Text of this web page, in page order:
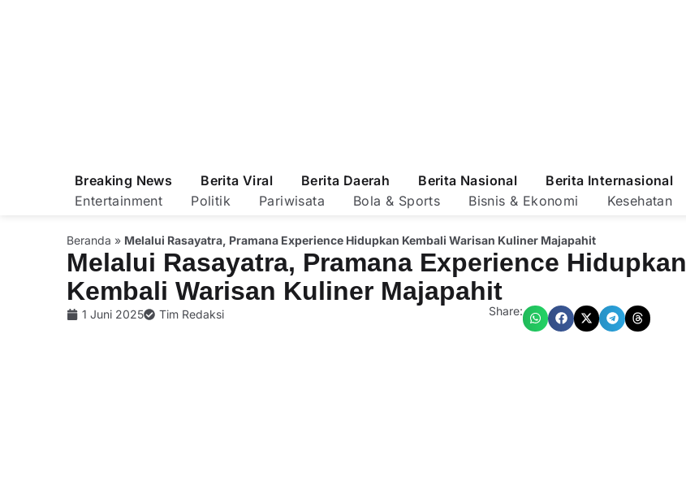
Breaking News Berita Viral Berita Daerah Berita Nasional Berita Internasional
Entertainment
Politik Pariwisata Bola & Sports Bisnis & Ekonomi Kesehatan
Beranda » Melalui Rasayatra, Pramana Experience Hidupkan Kembali Warisan Kuliner Majapahit
Melalui Rasayatra, Pramana Experience Hidupkan
Kembali Warisan Kuliner Majapahit
1 Juni 2025 Tim Redaksi Share: